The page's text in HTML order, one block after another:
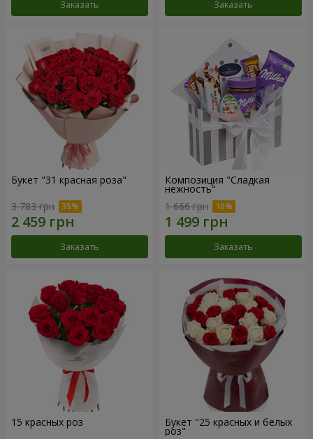
Заказать Заказать
Букет "31 красная роза"
3 783 грн
Заказать
Композиция "Сладкая
нежность"
1 666 грн
Заказать
15 красных роз Букет "25 красных и белых
роз"